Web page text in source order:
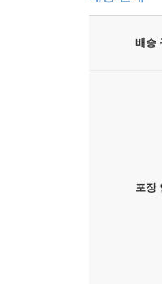
배송
포장